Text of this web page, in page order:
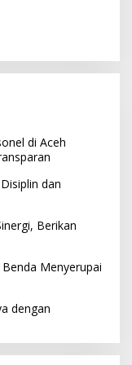
di Aceh
dan
Berikan
Menyerupai
dengan